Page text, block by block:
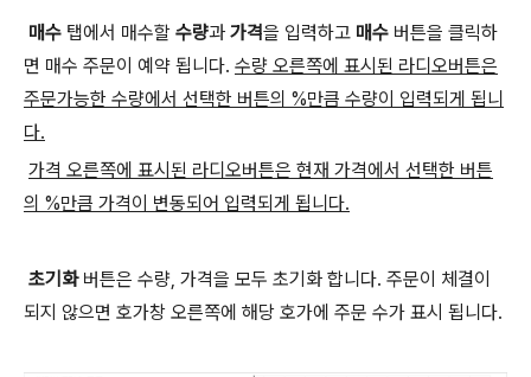
매수 탭에서 매수할 수량과 가격을 입력하고 매수 버튼을 클릭하
면 매수 주문이 예약 됩니다. 수량 오른쪽에 표시된 라디오버튼은
주문가능한 수량에서 선택한 버튼의 %만큼 수량이 입력되게 됩니
다.
가격 오른쪽에 표시된 라디오버튼은 현재 가격에서 선택한 버튼
의 %만큼 가격이 변동되어 입력되게 됩니다.
초기화버튼은 수량, 가격을 모두 초기화 합니다. 주문이 체결이
되지 않으면 호가창 오른쪽에 해당 호가에 주문 수가 표시 됩니다.